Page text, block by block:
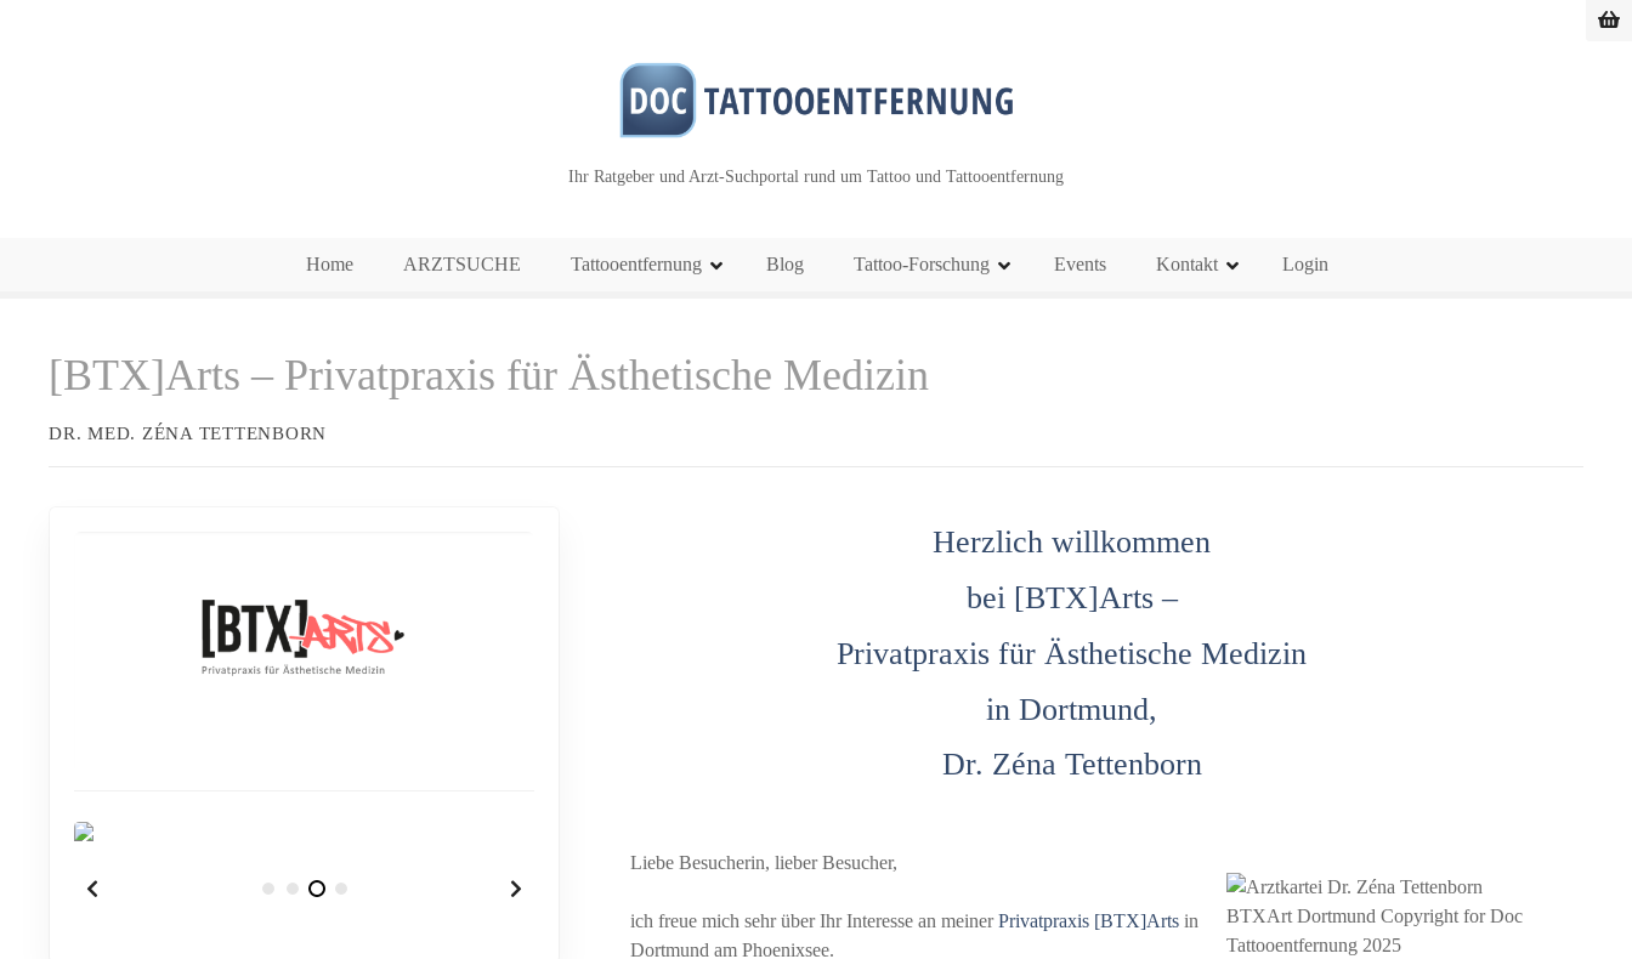
Ihr Ratgeber und Arzt-Suchportal rund um Tattoo und Tattooentfernung
Home ARZTSUCHE Tattooentfernung Blog Tattoo-Forschung Events Kontakt Login
[BTX]Arts – Privatpraxis für Ästhetische Medizin
DR. MED. ZÉNA TETTENBORN
Herzlich willkommen
bei [BTX]Arts –
Privatpraxis für Ästhetische Medizin
in Dortmund,
Dr. Zéna Tettenborn
Liebe Besucherin, lieber Besucher,
ich freue mich sehr über Ihr Interesse an meinerPrivatpraxis [BTX]Artsin
Dortmund am Phoenixsee.